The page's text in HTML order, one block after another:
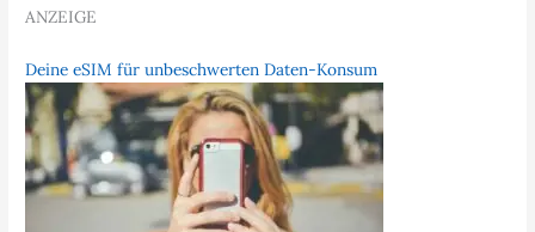
ANZEIGE
Deine eSIM für unbeschwerten Daten-Konsum